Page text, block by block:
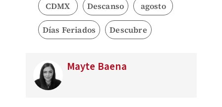
CDMX Descanso agosto
Días Feriados Descubre
Mayte Baena